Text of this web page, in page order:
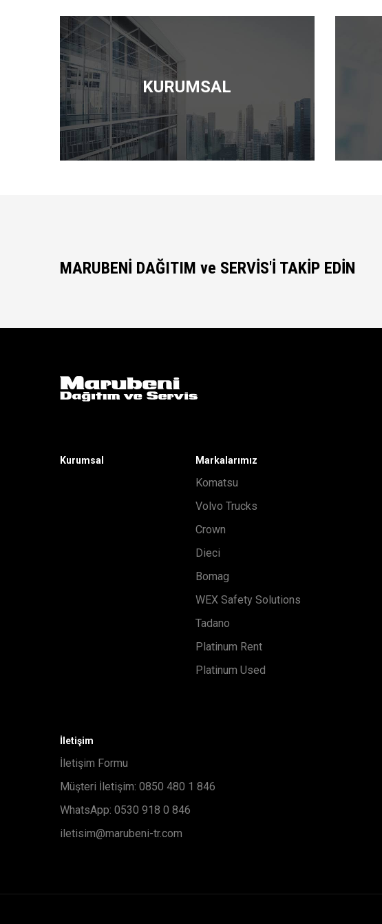
KURUMSAL
MARUBENİ DAĞITIM ve SERVİS'İ TAKİP EDİN
Kurumsal Markalarımız
Komatsu
Volvo Trucks
Crown
Dieci
Bomag
WEX Safety Solutions
Tadano
Platinum Rent
Platinum Used
İletişim
İletişim Formu
Müşteri İletişim: 0850 480 1 846
WhatsApp: 0530 918 0 846
iletisim@marubeni-tr.com